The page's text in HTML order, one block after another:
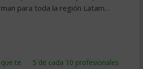
para toda la región Latam…
te
5 de cada 10 profesionales